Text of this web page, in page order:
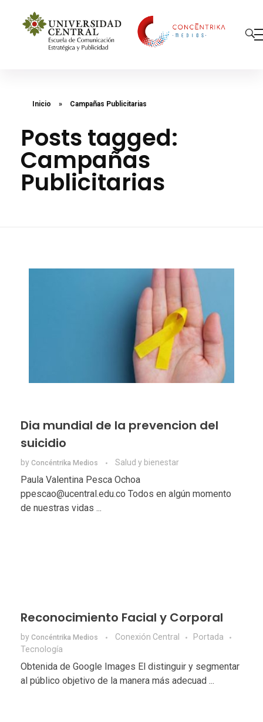
Inicio » Campañas Publicitarias
Posts tagged:
Campañas
Publicitarias
Dia mundial de la prevencion del
suicidio
by Concéntrika Medios Salud y bienestar
Paula Valentina Pesca Ochoa
ppescao@ucentral.edu.co Todos en algún momento
de nuestras vidas ...
Reconocimiento Facial y Corporal
by Concéntrika Medios Conexión Central
Portada
Tecnologí­a
Obtenida de Google Images El distinguir y segmentar
al público objetivo de la manera más adecuad ...